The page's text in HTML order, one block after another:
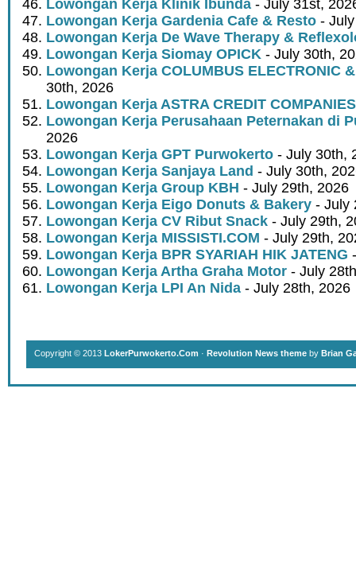
Lowongan Kerja Klinik Ibunda - July 31st,
Lowongan Kerja Gardenia Cafe & Resto -
Lowongan Kerja De Wave Therapy &
Lowongan Kerja Siomay OPICK - July 30th,
Lowongan Kerja COLUMBUS ELECTRONIC
30th, 2026
Lowongan Kerja ASTRA CREDIT COMPANIES
Lowongan Kerja Perusahaan Peternakan di
2026
Lowongan Kerja GPT Purwokerto - July 30th,
Lowongan Kerja Sanjaya Land - July 30th,
Lowongan Kerja Group KBH - July 29th, 2026
Lowongan Kerja Eigo Donuts & Bakery - July
Lowongan Kerja CV Ribut Snack - July 29th,
Lowongan Kerja MISSISTI.COM - July 29th,
Lowongan Kerja BPR SYARIAH HIK JATENG
Lowongan Kerja Artha Graha Motor - July
Lowongan Kerja LPI An Nida - July 28th, 2026
Copyright © 2013 LokerPurwokerto.Com · Revolution News theme by Brian